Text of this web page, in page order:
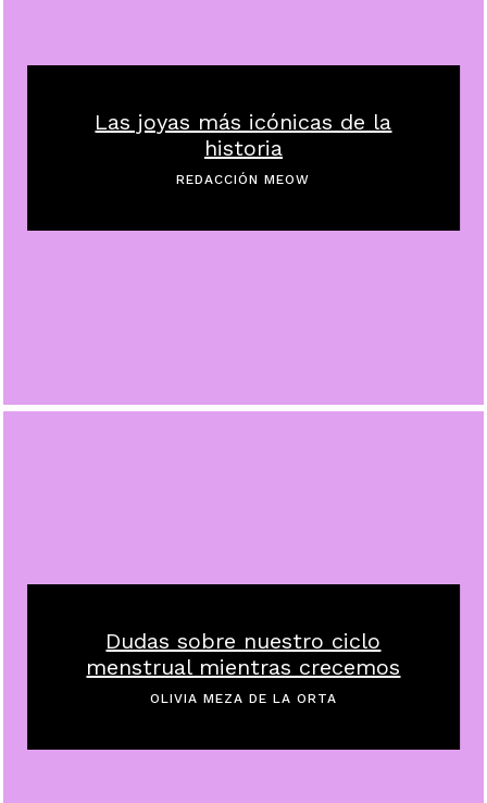
Las joyas más icónicas de la
historia
REDACCIÓN MEOW
Dudas sobre nuestro ciclo
menstrual mientras crecemos
OLIVIA MEZA DE LA ORTA